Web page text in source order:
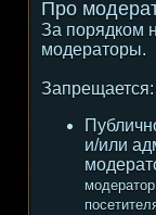
Про
За порядком
модераторы.
Запрещается:
и/или